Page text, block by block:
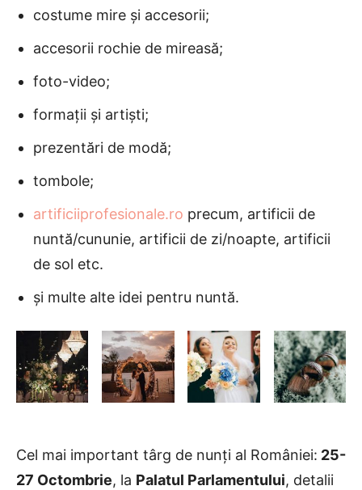
costume mire și accesorii;
accesorii rochie de mireasă;
foto-video;
formații și artiști;
prezentări de modă;
tombole;
artificiiprofesionale.ro precum, artificii de
nuntă/cununie, artificii de zi/noapte, artificii
de sol etc.
și multe alte idei pentru nuntă.
Cel mai important târg de nunți al României: 25-
27 Octombrie, la Palatul Parlamentului, detalii